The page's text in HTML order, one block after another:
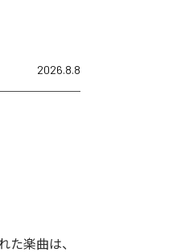
2026.8.8
た楽曲は、